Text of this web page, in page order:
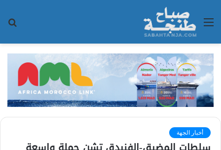
القائمة
أخبار الجهة